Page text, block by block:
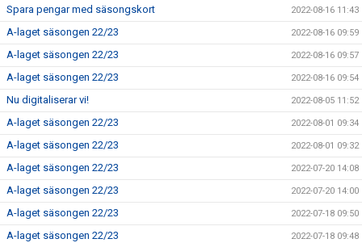
Spara pengar med säsongskort 2022-08-16 11:43
A-laget säsongen 22/23 2022-08-16 09:59
A-laget säsongen 22/23 2022-08-16 09:57
A-laget säsongen 22/23 2022-08-16 09:54
Nu digitaliserar vi! 2022-08-05 11:52
A-laget säsongen 22/23 2022-08-01 09:34
A-laget säsongen 22/23 2022-08-01 09:32
A-laget säsongen 22/23 2022-07-20 14:08
A-laget säsongen 22/23 2022-07-20 14:00
A-laget säsongen 22/23 2022-07-18 09:50
A-laget säsongen 22/23 2022-07-18 09:48